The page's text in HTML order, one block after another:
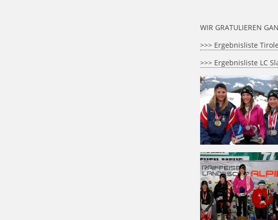
WIR GRATULIEREN
>>> Ergebnisliste
>>> Ergebnisliste LC